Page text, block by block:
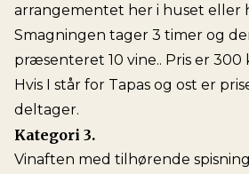
arrangementet her i huset eller
Smagningen tager 3 timer og
præsenteret 10 vine.. Pris er
Hvis I står for Tapas og ost er
deltager.
Kategori 3.
Vinaften med tilhørende